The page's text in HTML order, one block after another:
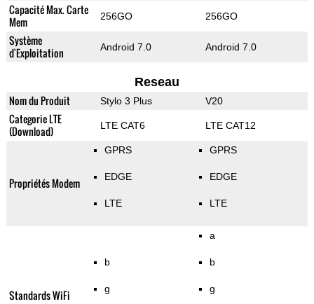
Capacité Max. Carte
Mem
256GO 256GO
Système
d'Exploitation
Android 7.0 Android 7.0
Reseau
Nom du Produit Stylo 3 Plus V20
Categorie LTE
(Download)
LTE CAT6 LTE CAT12
Propriétés Modem
GPRS
EDGE
LTE
GPRS
EDGE
LTE
Standards WiFi
b
g
a
b
g